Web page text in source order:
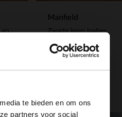
te bieden en om ons
partners voor social
Donkerbruine leren loafers met gouden chain
Manfield
Zwarte leren loafers
139.99